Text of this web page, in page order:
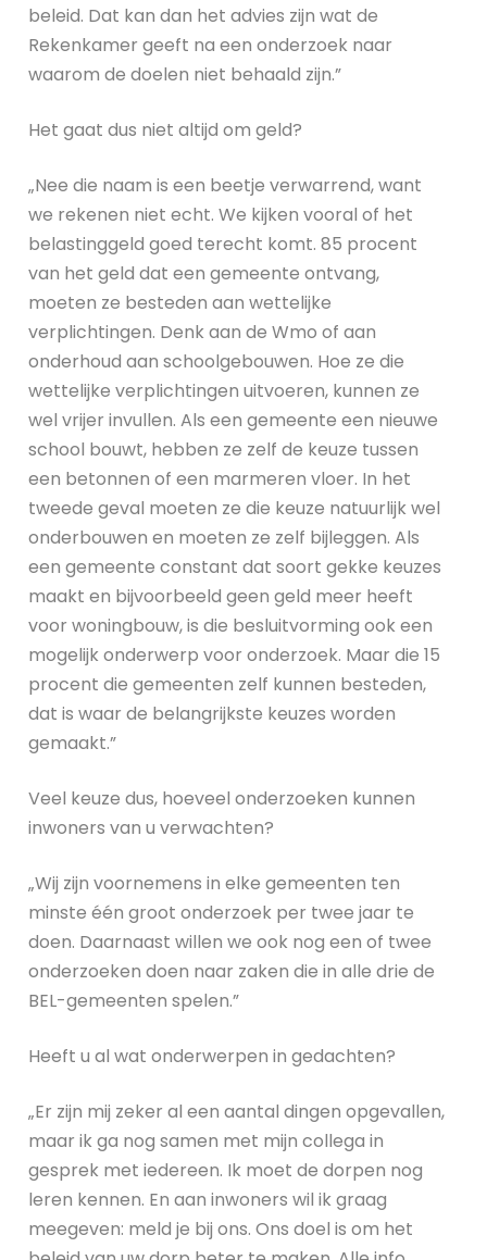
beleid. Dat kan dan het advies zijn wat de
Rekenkamer geeft na een onderzoek naar
waarom de doelen niet behaald zijn.”
Het gaat dus niet altijd om geld?
„Nee die naam is een beetje verwarrend, want
we rekenen niet echt. We kijken vooral of het
belastinggeld goed terecht komt. 85 procent
van het geld dat een gemeente ontvang,
moeten ze besteden aan wettelijke
verplichtingen. Denk aan de Wmo of aan
onderhoud aan schoolgebouwen. Hoe ze die
wettelijke verplichtingen uitvoeren, kunnen ze
wel vrijer invullen. Als een gemeente een nieuwe
school bouwt, hebben ze zelf de keuze tussen
een betonnen of een marmeren vloer. In het
tweede geval moeten ze die keuze natuurlijk wel
onderbouwen en moeten ze zelf bijleggen. Als
een gemeente constant dat soort gekke keuzes
maakt en bijvoorbeeld geen geld meer heeft
voor woningbouw, is die besluitvorming ook een
mogelijk onderwerp voor onderzoek. Maar die 15
procent die gemeenten zelf kunnen besteden,
dat is waar de belangrijkste keuzes worden
gemaakt.”
Veel keuze dus, hoeveel onderzoeken kunnen
inwoners van u verwachten?
„Wij zijn voornemens in elke gemeenten ten
minste één groot onderzoek per twee jaar te
doen. Daarnaast willen we ook nog een of twee
onderzoeken doen naar zaken die in alle drie de
BEL-gemeenten spelen.”
Heeft u al wat onderwerpen in gedachten?
„Er zijn mij zeker al een aantal dingen opgevallen,
maar ik ga nog samen met mijn collega in
gesprek met iedereen. Ik moet de dorpen nog
leren kennen. En aan inwoners wil ik graag
meegeven: meld je bij ons. Ons doel is om het